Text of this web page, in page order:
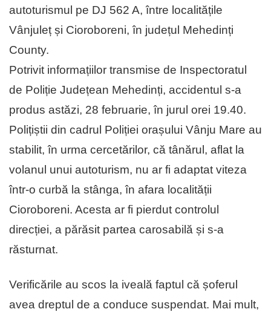
autoturismul pe DJ 562 A, între localitățile
Vânjuleț și Cioroboreni, în județul Mehedinți
County.
Potrivit informațiilor transmise de Inspectoratul
de Poliție Județean Mehedinți, accidentul s-a
produs astăzi, 28 februarie, în jurul orei 19.40.
Polițiștii din cadrul Poliției orașului Vânju Mare au
stabilit, în urma cercetărilor, că tânărul, aflat la
volanul unui autoturism, nu ar fi adaptat viteza
într-o curbă la stânga, în afara localității
Cioroboreni. Acesta ar fi pierdut controlul
direcției, a părăsit partea carosabilă și s-a
răsturnat.
Verificările au scos la iveală faptul că șoferul
avea dreptul de a conduce suspendat. Mai mult,